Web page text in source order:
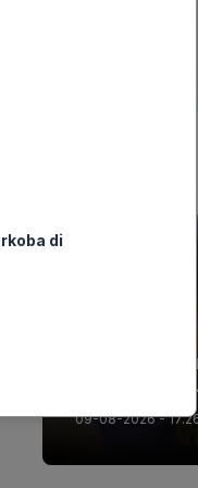
Pohon
DPRD
09-08-2026 -
di